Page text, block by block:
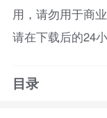
用，请勿用于商
请在下载后的24
目录